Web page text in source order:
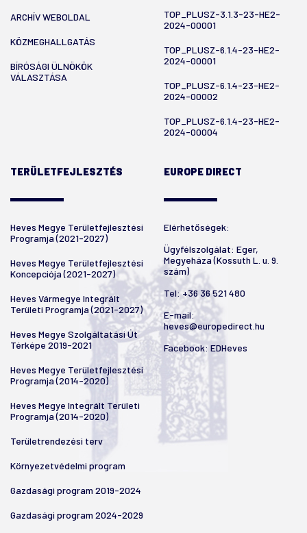
ARCHÍV WEBOLDAL
KÖZMEGHALLGATÁS
BÍRÓSÁGI ÜLNÖKÖK
VÁLASZTÁSA
TOP_PLUSZ-3.1.3-23-HE2-
2024-00001
TOP_PLUSZ-6.1.4-23-HE2-
2024-00001
TOP_PLUSZ-6.1.4-23-HE2-
2024-00002
TOP_PLUSZ-6.1.4-23-HE2-
2024-00004
TERÜLETFEJLESZTÉS
Heves Megye Területfejlesztési
Programja (2021-2027)
Heves Megye Területfejlesztési
Koncepciója (2021-2027)
Heves Vármegye Integrált
Területi Programja (2021-2027)
Heves Megye Szolgáltatási Út
Térképe 2019-2021
Heves Megye Területfejlesztési
Programja (2014-2020)
Heves Megye Integrált Területi
Programja (2014-2020)
Területrendezési terv
Környezetvédelmi program
Gazdasági program 2019-2024
Gazdasági program 2024-2029
EUROPE DIRECT
Elérhetőségek:
Ügyfélszolgálat: Eger,
Megyeháza (Kossuth L. u. 9.
szám)
Tel:+36 36 521 480
E-mail:
heves@europedirect.hu
Facebook: EDHeves